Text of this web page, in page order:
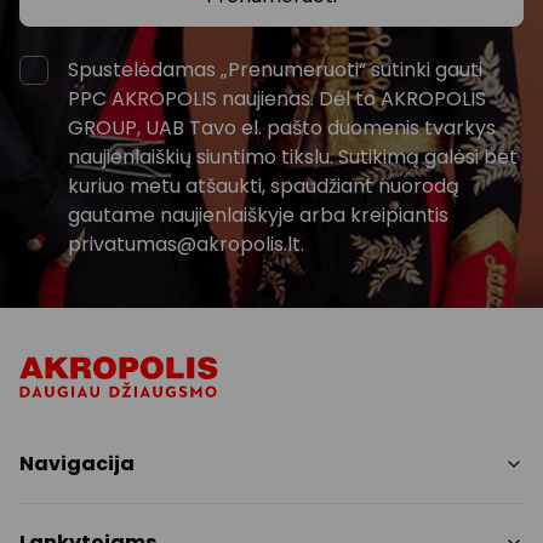
Spustelėdamas „Prenumeruoti“ sutinki gauti
PPC AKROPOLIS naujienas. Dėl to AKROPOLIS
GROUP, UAB Tavo el. pašto duomenis tvarkys
naujienlaiškių siuntimo tikslu. Sutikimą galėsi bet
kuriuo metu atšaukti, spaudžiant nuorodą
gautame naujienlaiškyje arba kreipiantis
privatumas@akropolis.lt.
Navigacija